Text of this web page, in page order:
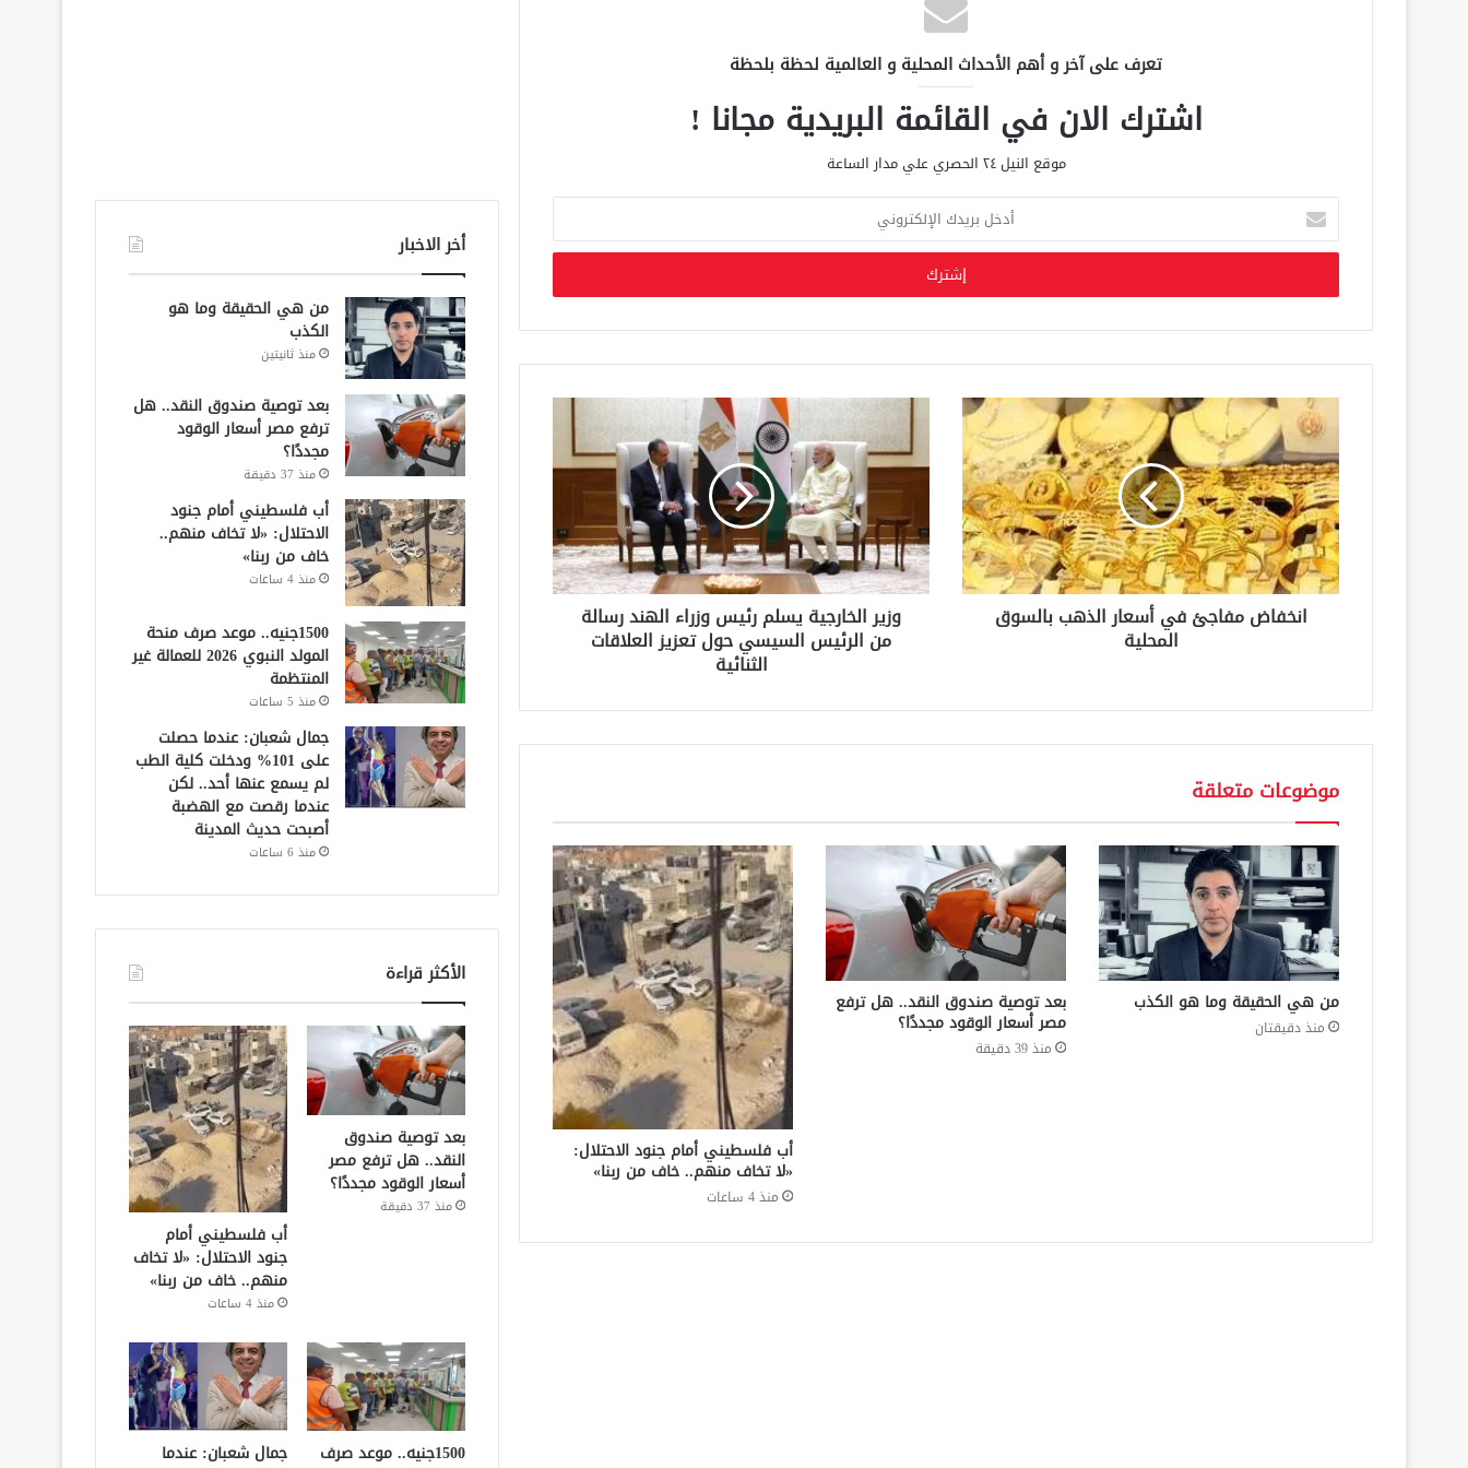
تعرف على آخر و أهم الأحداث المحلية و العالمية لحظة بلحظة
اشترك الان في القائمة البريدية مجانا !
موقع النيل ٢٤ الحصري علي مدار الساعة
خ
ب
ر
د
ك
إ
ل
ك
ت
ر
و
ن
انخفاض مفاجئ في أسعار الذهب بالسوق
المحلية
وزير الخارجية يسلم رئيس وزراء الهند رسالة
من الرئيس السيسي حول تعزيز العلاقات
الثنائية
موضوعات متعلقة
من هي الحقيقة وما هو الكذب
منذ دقيقتان
بعد توصية صندوق النقد.. هل ترفع
مصر أسعار الوقود مجددًا؟
منذ 39 دقيقة
أب فلسطيني أمام جنود الاحتلال:
«لا تخاف منهم.. خاف من ربنا»
منذ 4 ساعات
أخر الاخبار
من هي الحقيقة وما هو
الكذب
منذ ثانيتين
بعد توصية صندوق النقد.. هل
ترفع مصر أسعار الوقود
مجددًا؟
منذ 37 دقيقة
أب فلسطيني أمام جنود
الاحتلال: «لا تخاف منهم..
خاف من ربنا»
منذ 4 ساعات
1500جنيه.. موعد صرف منحة
المولد النبوي 2026 للعمالة غير
المنتظمة
منذ 5 ساعات
جمال شعبان: عندما حصلت
على 101% ودخلت كلية الطب
لم يسمع عنها أحد.. لكن
عندما رقصت مع الهضبة
أصبحت حديث المدينة
منذ 6 ساعات
الأكثر قراءة
بعد توصية صندوق
النقد.. هل ترفع مصر
أسعار الوقود مجددًا؟
منذ 37 دقيقة
أب فلسطيني أمام
جنود الاحتلال: «لا تخاف
منهم.. خاف من ربنا»
منذ 4 ساعات
1500جنيه.. موعد صرف جمال شعبان: عندما